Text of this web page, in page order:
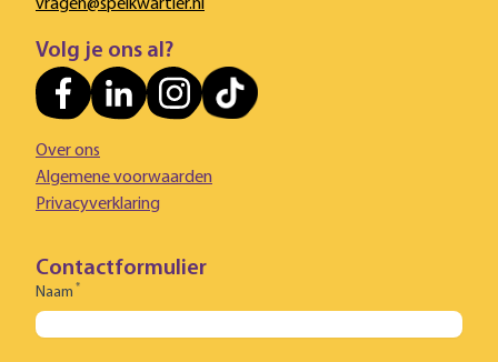
vragen@spelkwartier.nl
Volg je ons al?
Over ons
Algemene voorwaarden
Privacyverklaring
Contactformulier
Naam *